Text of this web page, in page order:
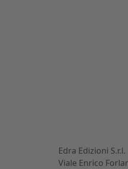
Edra Edizioni S.r.l.
Viale Enrico